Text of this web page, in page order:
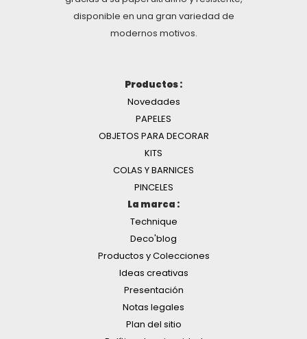
disponible en una gran variedad de
modernos motivos.
Productos :
Novedades
PAPELES
OBJETOS PARA DECORAR
KITS
COLAS Y BARNICES
PINCELES
La marca :
Technique
Deco'blog
Productos y Colecciones
Ideas creativas
Presentación
Notas legales
Plan del sitio